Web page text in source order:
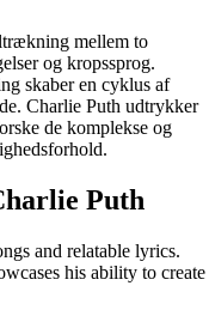
mellem to
og kropssprog.
skaber en cyklus af
Charlie Puth udtrykker
de komplekse og
Puth
and relatable lyrics.
his ability to create